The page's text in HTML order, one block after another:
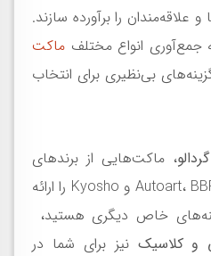
علاقه‌مندان را برآورده سازند.
جمع‌آوری انواع مختلف ماکت
بی‌نظیری برای انتخاب
گردالو، ماکت‌هایی از برندهای
معتبر و شناخته‌شده مانند Autoart، BBR و Kyosho را ارائه
خاص دیگری هستید،
و کلاسیک نیز برای شما در